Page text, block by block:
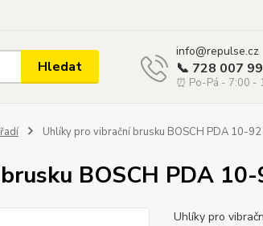
Hledat
info@repulse.cz
📞 728 007
⏰ Po-Pá - 7:00 -
Uhlíky pro vibrační brusku BOSCH PDA 10-
BOSCH PDA
Uhlíky pro